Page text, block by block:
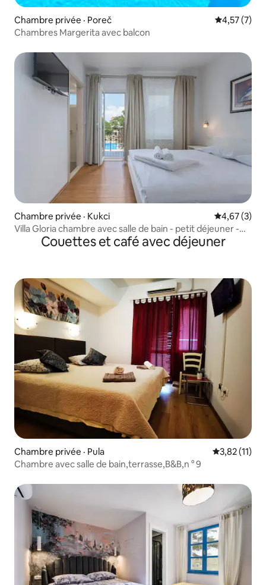
Chambre privée · Poreč Note
4,57 (7)
Chambres Margerita avec balcon
Chambre privée · Kukci Note
4,67 (3)
Villa Gloria chambre avec salle de bain - petit déjeuner -
piscineCouettes et café avec déjeuner
Chambre privée · Pula Note
3,82 (11)
Chambre avec salle de bain,terrasse,B&B,n ° 9